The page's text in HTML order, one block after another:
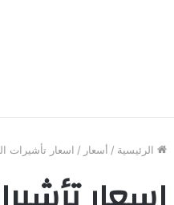
الرئيسية / أسعار / اسعار تأشيرات